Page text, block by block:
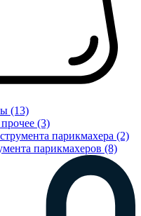
(13)
(3)
парикмахера (2)
парикмахеров (8)